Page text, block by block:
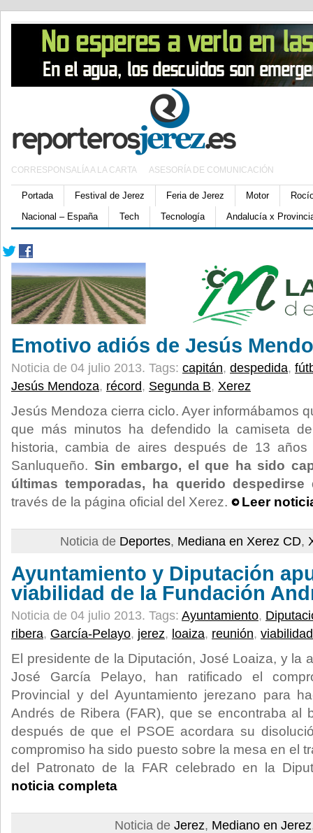
CORRESPONSALÍA A LA CARTA ASESORÍA DE COMUNICACIÓN
Portada Festival de Jerez Feria de Jerez Motor
Nacional – España
Tech Tecnología Andalucía x
Emotivo adiós de Jesús
Noticia de 04 julio 2013. Tags: capitán, despedida,
Jesús Mendoza, récord, Segunda B, Xerez
Jesús Mendoza cierra ciclo. Ayer informábamos
que más minutos ha defendido la camiseta
historia, cambia de aires después de 13
Sanluqueño. Sin embargo, el que ha sido
últimas temporadas, ha querido
través de la página oficial del Xerez.
Leer
Noticia de Deportes, Mediana en Xerez CD,
Ayuntamiento y Diputación
viabilidad de la Fundación
Noticia de 04 julio 2013. Tags: Ayuntamiento,
ribera, García-Pelayo, jerez, loaiza, reunión, viabilidad
El presidente de la Diputación, José Loaiza, y la
José García Pelayo, han ratificado el
Provincial y del Ayuntamiento jerezano para
Andrés de Ribera (FAR), que se encontraba al
después de que el PSOE acordara su
compromiso ha sido puesto sobre la mesa en el
del Patronato de la FAR celebrado en la
noticia completa
Noticia de Jerez, Mediano en Jerez